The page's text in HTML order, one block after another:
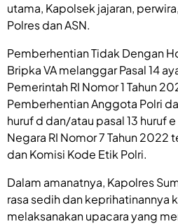
utama, Kapolsek jajaran,
Polres dan ASN.
Pemberhentian Tidak Dengan
Bripka VA melanggar Pasal 14
Pemerintah RI Nomor 1 Tahun
Pemberhentian Anggota Polri
huruf d dan/atau pasal 13 huruf
Negara RI Nomor 7 Tahun
dan Komisi Kode Etik Polri.
Dalam amanatnya, Kapolres
rasa sedih dan keprihatinannya
melaksanakan upacara yang